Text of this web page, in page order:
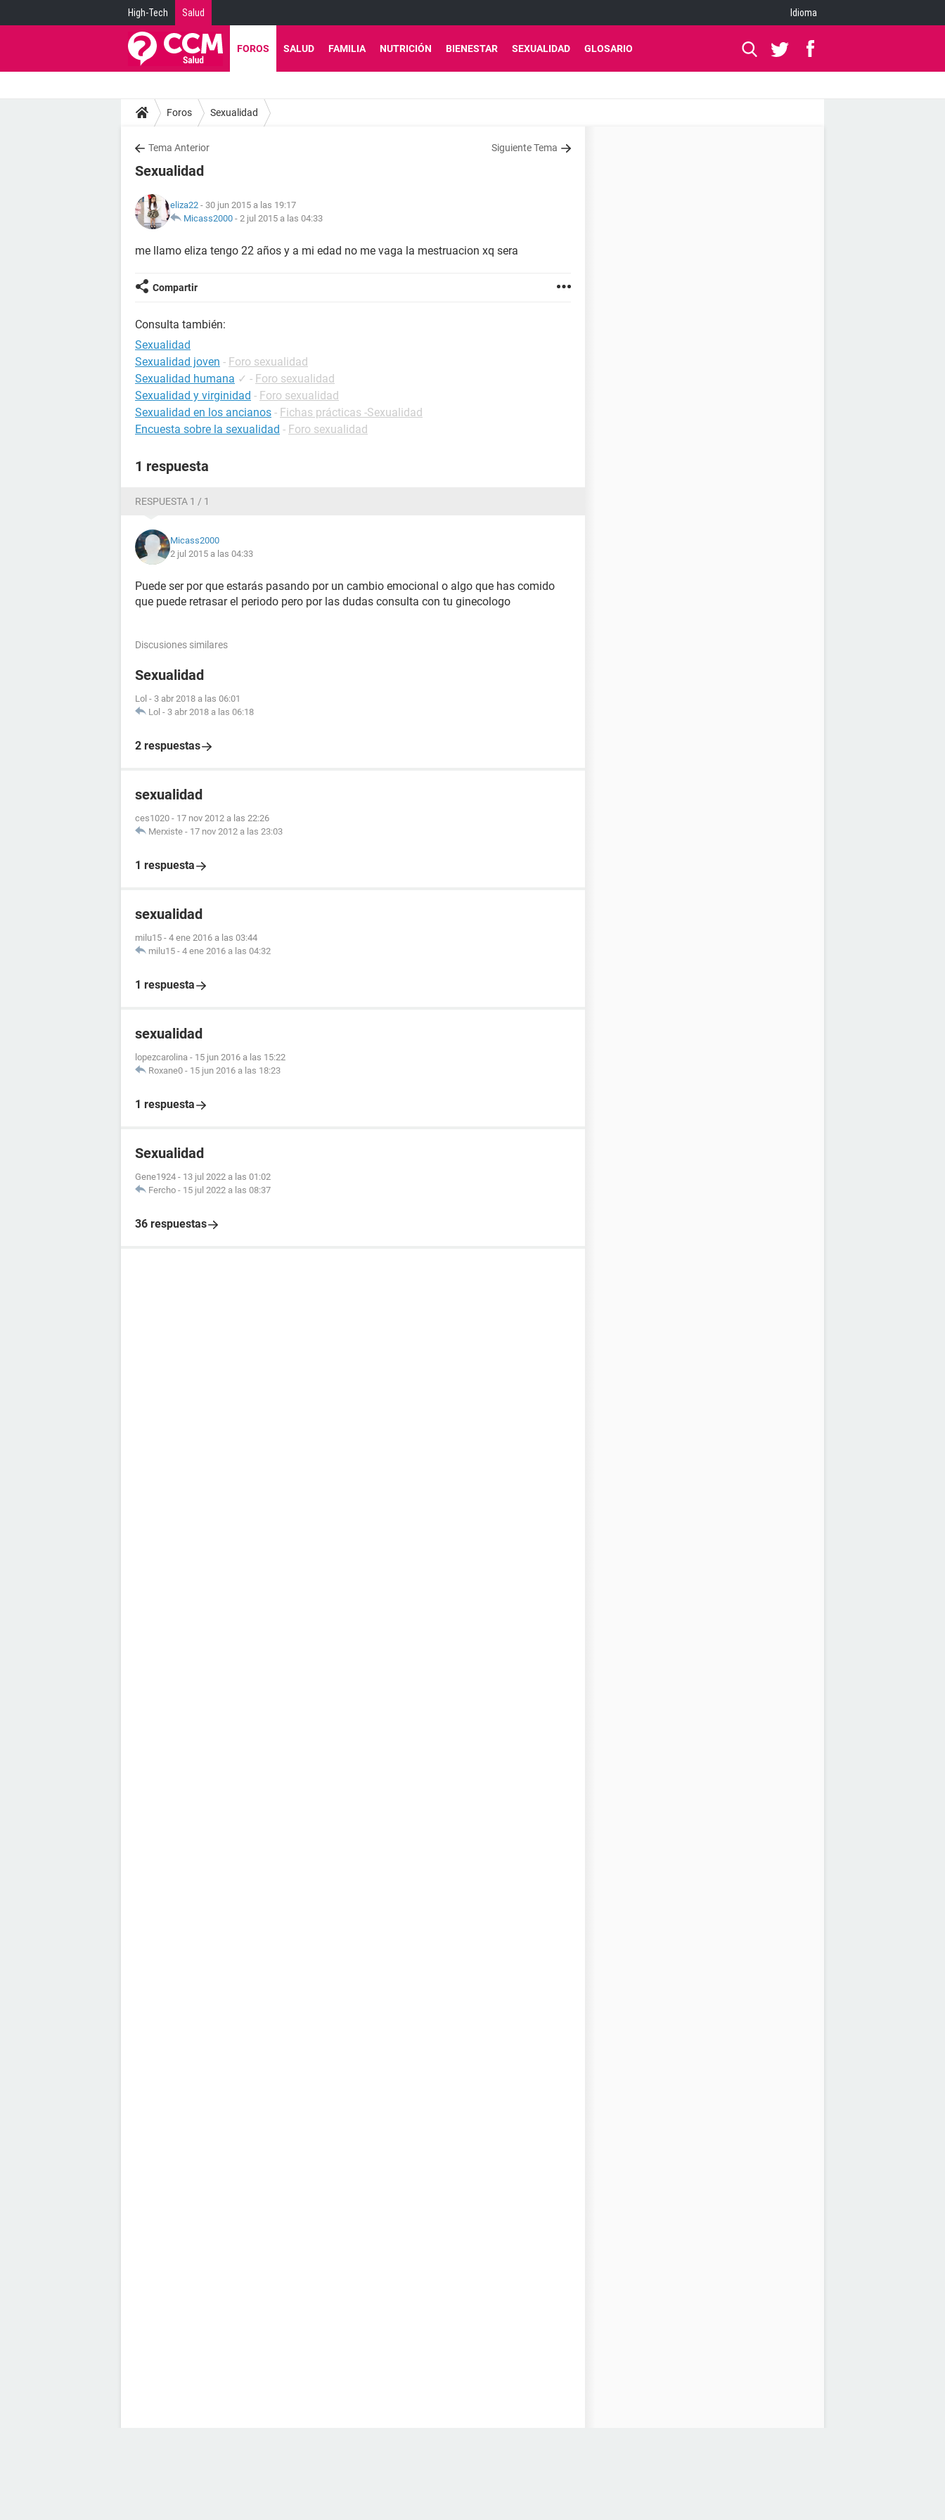
High-Tech Salud Idioma
FOROS SALUD FAMILIA NUTRICIÓN BIENESTAR SEXUALIDAD GLOSARIO
Foros Sexualidad
Tema Anterior Siguiente Tema
Sexualidad
eliza22 - 30 jun 2015 a las 19:17
Micass2000 - 2 jul 2015 a las 04:33
me llamo eliza tengo 22 años y a mi edad no me vaga la mestruacion xq sera
Compartir
Consulta también:
Sexualidad
Sexualidad joven - Foro sexualidad
Sexualidad humana ✓ - Foro sexualidad
Sexualidad y virginidad - Foro sexualidad
Sexualidad en los ancianos - Fichas prácticas -Sexualidad
Encuesta sobre la sexualidad - Foro sexualidad
1 respuesta
RESPUESTA 1 / 1
Micass2000
2 jul 2015 a las 04:33
Puede ser por que estarás pasando por un cambio emocional o algo que has comido
que puede retrasar el periodo pero por las dudas consulta con tu ginecologo
Discusiones similares
Sexualidad
Lol - 3 abr 2018 a las 06:01
Lol - 3 abr 2018 a las 06:18
2 respuestas
sexualidad
ces1020 - 17 nov 2012 a las 22:26
Merxiste - 17 nov 2012 a las 23:03
1 respuesta
sexualidad
milu15 - 4 ene 2016 a las 03:44
milu15 - 4 ene 2016 a las 04:32
1 respuesta
sexualidad
lopezcarolina - 15 jun 2016 a las 15:22
Roxane0 - 15 jun 2016 a las 18:23
1 respuesta
Sexualidad
Gene1924 - 13 jul 2022 a las 01:02
Fercho - 15 jul 2022 a las 08:37
36 respuestas